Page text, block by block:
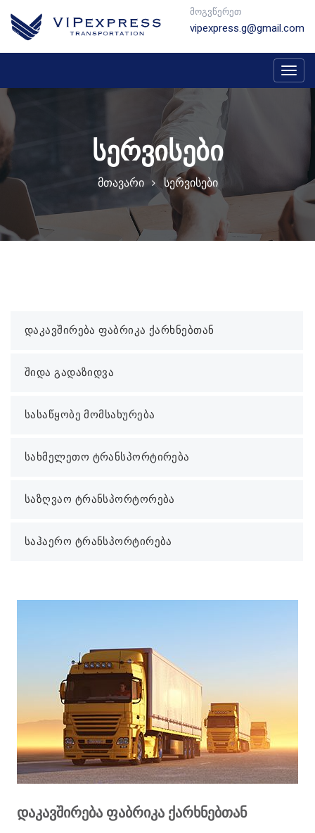
მოგვწერეთ
vipexpress.g@gmail.com
სერვისები
მთავარი სერვისები
დაკავშირება ფაბრიკა ქარხნებთან
შიდა გადაზიდვა
სასაწყობე მომსახურება
სახმელეთო ტრანსპორტირება
საზღვაო ტრანსპორტორება
საჰაერო ტრანსპორტირება
ᲓᲐᲙᲐᲕᲨᲘᲠᲔᲑᲐ ᲤᲐᲑᲠᲘᲙᲐ ᲥᲐᲠᲮᲜᲔᲑᲗᲐᲜ